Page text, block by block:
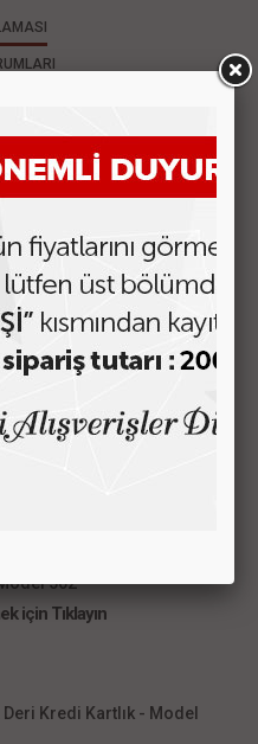
KARTLIK
için Tıklayın
503
502
için Tıklayın
Deri Kredi Kartlık - Model